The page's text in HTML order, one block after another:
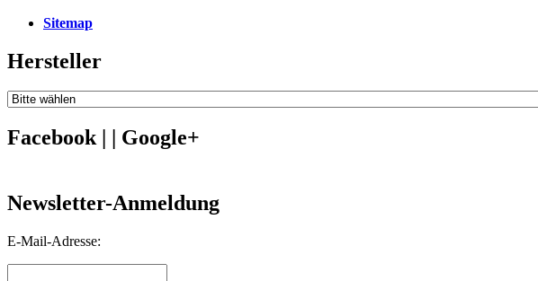
Sitemap
Hersteller
Facebook | | Google+
Newsletter-Anmeldung
E-Mail-Adresse: